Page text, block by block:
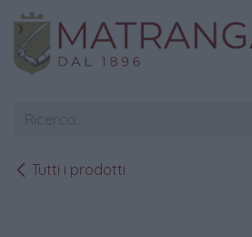
Passa al contenuto
Tutti i prodotti